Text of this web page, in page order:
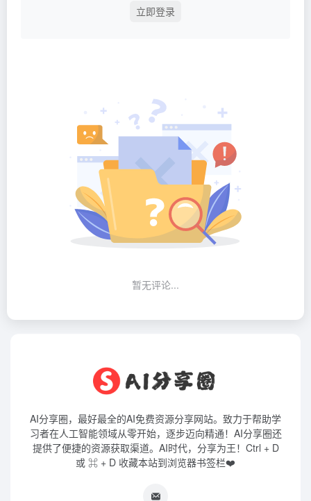
立即登录
暂无评论...
AI分享圈，最好最全的AI免费资源分享网站。致力于帮助学
习者在人工智能领域从零开始，逐步迈向精通！AI分享圈还
提供了便捷的资源获取渠道。AI时代，分享为王！Ctrl + D
或 ⌘ + D 收藏本站到浏览器书签栏❤️